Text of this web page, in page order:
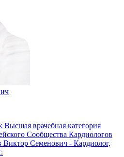
врачебная категория
Сообщества Кардиологов
Семенович - Кардиолог,